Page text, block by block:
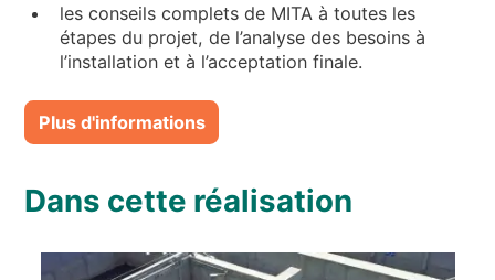
les conseils complets de MITA à toutes les
étapes du projet, de l’analyse des besoins à
l’installation et à l’acceptation finale.
Plus d'informations
Dans cette réalisation